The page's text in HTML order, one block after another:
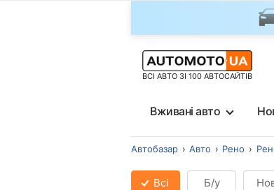
ВСІ АВТО ЗІ 100 АВТОСАЙТІВ
Вживані авто
Автобазар Авто Рено
Всі Б/у